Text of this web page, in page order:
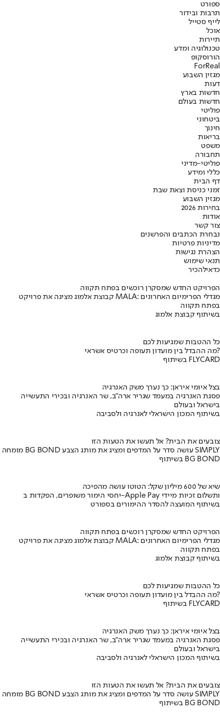
ספורט
תרבות ובידור
לייף סטייל
אוכל
תיירות
טכנולוגיה ומדע
הורוסקופ
ForReal
מגזין השבוע
דעות
חדשות בארץ
חדשות בעולם
פוליטי
ביטחוני
חינוך
בריאות
משפט
תחבורה
פוליטי-מדיני
כללי ומידע
דף הבית
זמני כניסת וצאת שבת
מגזין השבוע
בחירות 2026
אודות
צור קשר
נבחרת הכתבים והפרשנים
מדיניות פרטיות
הצהרת נגישות
תנאי שימוש
כדאילהכיר
הפרויקט החדש שמסקרן רוכשים בפתח תקווה
קבוצת אלמוג מציגה את פרויקט MALA: מגדלי הפרימיום האחרונים
בפתח תקווה
בשיתוף קבוצת אלמוג
כל ההטבות שמגיעות לכם
מה ההבדל בין מועדון תעופה וכרטיס אשראי?
בשיתוף FLYCARD
בצל איומי איראן: כך נערך משק האנרגיה
פסגת האנרגיה במעמד שגריר ארה"ב, שר האנרגיה ובכירי התעשייה
בישראל ובעולם
בשיתוף המכון הישראלי לאנרגיה ולסביבה
צובעים את הבית? אל תעשו את הטעות הזו
מומחה BG BOND עושה סדר על המדפים ומציג את מותג הצבע SIMPLY
בשיתוף BG BOND
שיא של 600 מיליון שקל: הטוטו עושה מהפיכה
יחסי הימור משופרים, הפקדות ב-Apple Pay ותשלום זכיות מיידי
בשיתוף המועצה להסדר ההימורים בספורט
הפרויקט החדש שמסקרן רוכשים בפתח תקווה
קבוצת אלמוג מציגה את פרויקט MALA: מגדלי הפרימיום האחרונים
בפתח תקווה
בשיתוף קבוצת אלמוג
כל ההטבות שמגיעות לכם
מה ההבדל בין מועדון תעופה וכרטיס אשראי?
בשיתוף FLYCARD
בצל איומי איראן: כך נערך משק האנרגיה
פסגת האנרגיה במעמד שגריר ארה"ב, שר האנרגיה ובכירי התעשייה
בישראל ובעולם
בשיתוף המכון הישראלי לאנרגיה ולסביבה
צובעים את הבית? אל תעשו את הטעות הזו
מומחה BG BOND עושה סדר על המדפים ומציג את מותג הצבע SIMPLY
בשיתוף BG BOND